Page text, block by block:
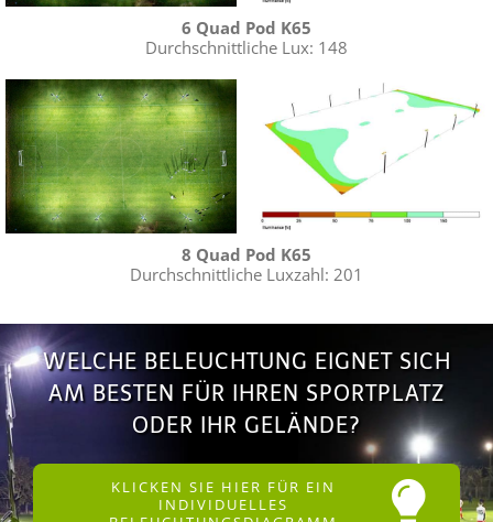
6 Quad Pod K65
Durchschnittliche Lux: 148
8 Quad Pod K65
Durchschnittliche Luxzahl: 201
WELCHE BELEUCHTUNG EIGNET SICH
AM BESTEN FÜR IHREN SPORTPLATZ
ODER IHR GELÄNDE?
KLICKEN SIE HIER FÜR EIN
INDIVIDUELLES